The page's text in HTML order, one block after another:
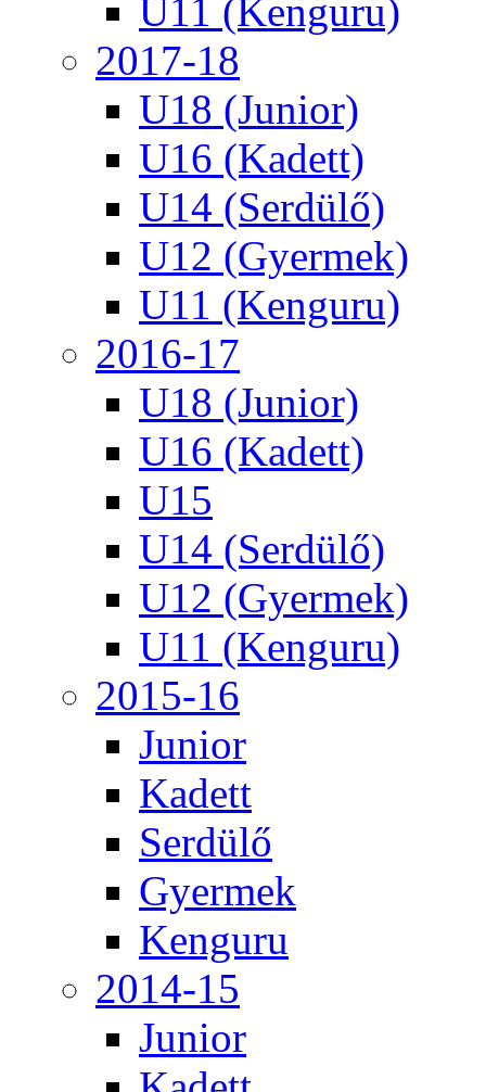
U11 (Kenguru)
2017-18
U18 (Junior)
U16 (Kadett)
U14 (Serdülő)
U12 (Gyermek)
U11 (Kenguru)
2016-17
U18 (Junior)
U16 (Kadett)
U15
U14 (Serdülő)
U12 (Gyermek)
U11 (Kenguru)
2015-16
Junior
Kadett
Serdülő
Gyermek
Kenguru
2014-15
Junior